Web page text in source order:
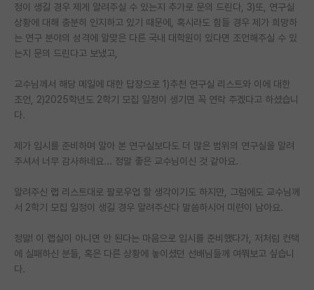
특수/전문대학원 게시판
반도체/AI 게시판
장학금/장학생 게시판
학술 정보 게시판
커리어
유학교육
반도체 아카데미
재팬라운지 🌸
정이 생길 경우 제게 알려주실 수 있는지 추가로 문의 드린다, 3)또, 연구실
상황에 대해 충분히 인지하고 있기 때문에, 혹시라도 힘들 경우 제가 희망하
는 연구 분야의 성격에 알맞은 다른 국내 대학원이 있다면 조언해주실 수 있
는지 문의 드린다고 보냈고,
교수님께서 해당 메일에 대한 답장으로 1)추천 연구실 리스트와 이에 대한
조언, 2)2025학년도 2학기 모집 일정이 생기면 꼭 연락 주겠다고 하셨습니
다.
제가 입시를 준비하며 알아 본 연구실보다도 더 많은 범위의 연구실을 알려
주셔서 너무 감사하네요... 정말 좋은 교수님이신 것 같아요.
알려주신 랩 리스트대로 팔로우업 할 생각이기도 하지만, 그럼에도 교수님께
서 2학기 모집 일정이 생길 경우 알려주신다 말씀하시어 미련이 남아요.
정말! 이 랩실이 아니면 안 된다는 마음으로 입시를 준비했다가, 저처럼 컨택
에 실패하신 분들, 혹은 다른 상황에 놓이셨던 선배님들께 여쭤보고 싶습니
다.